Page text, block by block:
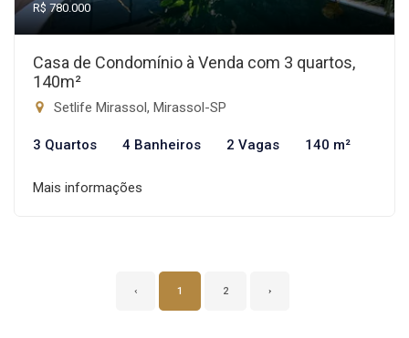
R$ 780.000
Casa de Condomínio à Venda com 3 quartos,
140m²
Setlife Mirassol, Mirassol-SP
3 Quartos 4 Banheiros 2 Vagas 140 m²
Mais informações
‹ 1 2 ›